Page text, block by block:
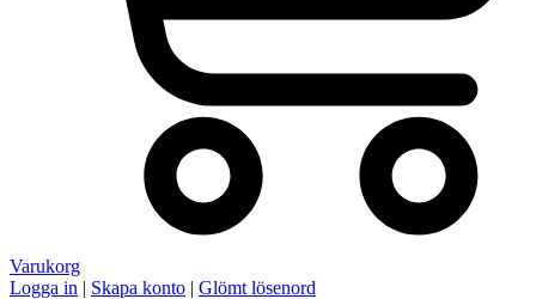
Varukorg
Logga in | Skapa konto | Glömt lösenord